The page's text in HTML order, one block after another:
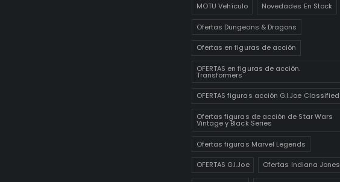
MOTU Vehículo Novedades En Stock
Ofertas Dungeons & Dragons
Ofertas en figuras de acción
OFERTAS en figuras de acción.
Transformers
OFERTAS figuras acción G.I.Joe Classified
Ofertas figuras de acción de Star Wars
Vintage y Black Series
Ofertas figuras Marvel Legends
OFERTAS G.I.Joe Ofertas Indiana Jones